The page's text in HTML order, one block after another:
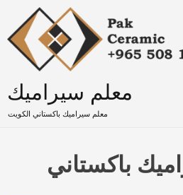
content
معلم سيراميك
معلم سيراميك باكستاني الكويت
باكستاني